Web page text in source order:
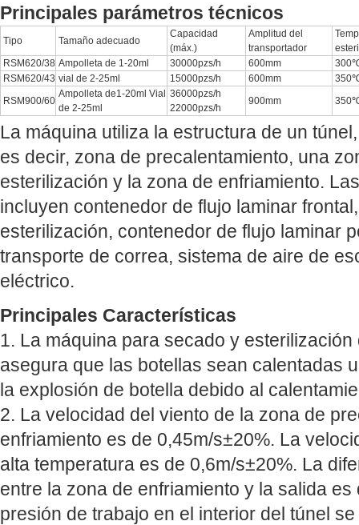
Principales parámetros técnicos
Tipo Tamaño adecuado
Capacidad
(máx.)
Amplitud del
transportador
RSM620/38 Ampolleta de 1-20ml 30000pzs/h 600mm
RSM620/43 vial de 2-25ml 15000pzs/h 600mm
RSM900/60
Ampolleta de1-20ml Vial
de 2-25ml
36000pzs/h
22000pzs/h
900mm
La máquina utiliza la estructura de un
es decir, zona de precalentamiento, una
esterilización y la zona de enfriamiento.
incluyen contenedor de flujo laminar
esterilización, contenedor de flujo laminar
transporte de correa, sistema de aire de
eléctrico.
Principales Características
1. La máquina para secado y
asegura que las botellas sean calentadas
la explosión de botella debido al
2. La velocidad del viento de la zona de
enfriamiento es de 0,45m/s±20%. La
alta temperatura es de 0,6m/s±20%. La
entre la zona de enfriamiento y la salida
presión de trabajo en el interior del túnel